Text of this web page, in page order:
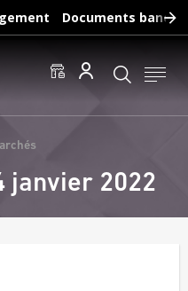
Documents
janvier 2022
un virement